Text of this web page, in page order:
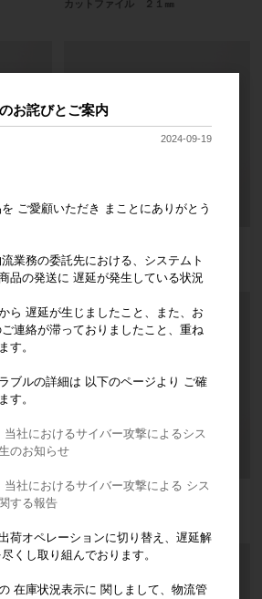
カットファイル ２１㎜
ァイ
ル ２８㎜
ファイ
ジッペラー 手用ファイル Ｈファイ
お詫びとご案内
2024-09-19
ご愛顧いただき まことにありがとう
業務の委託先における、システムト
品の発送に 遅延が発生している状況
ら 遅延が生じましたこと、また、お
連絡が滞っておりましたこと、重ね
す。
ルの詳細は 以下のページより ご確
す。
当社におけるサイバー攻撃によるシス
のお知らせ
当社におけるサイバー攻撃による シス
する報告
荷オペレーションに切り替え、遅延解
くし取り組んでおります。
在庫状況表示に 関しまして、物流管